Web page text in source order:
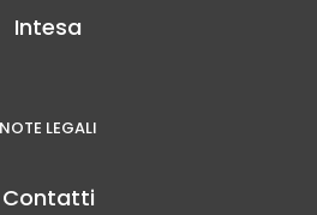
Intesa
NOTE LEGALI
Contatti